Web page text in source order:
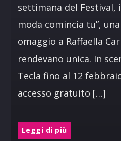
settimana del Festival,
moda comincia tu”,
omaggio a Raffaella
rendevano unica. In
Tecla fino al 12
accesso gratuito […]
Leggi di più